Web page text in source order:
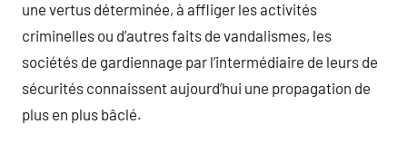
une vertus déterminée, à affliger les activités
criminelles ou d’autres faits de vandalismes, les
sociétés de gardiennage par l’intermédiaire de leurs de
sécurités connaissent aujourd’hui une propagation de
plus en plus bâclé.